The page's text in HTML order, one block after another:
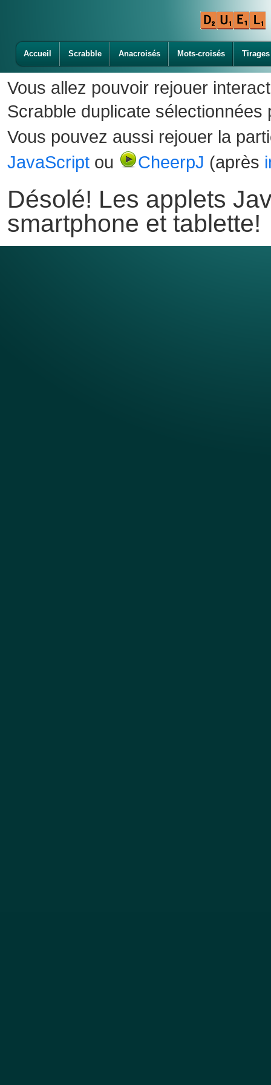
Accueil Scrabble Anacroisés Mots-croisés Tirages
Vous allez pouvoir rejouer
Scrabble duplicate sélectionnées
Vous pouvez aussi rejouer la
JavaScript ou CheerpJ (après
Désolé! Les applets
smartphone et tablette!